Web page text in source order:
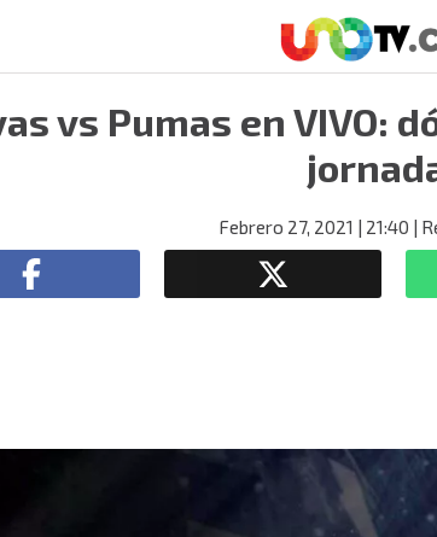
vs Pumas en VIVO:
Febrero 27, 2021 | 21:40 |